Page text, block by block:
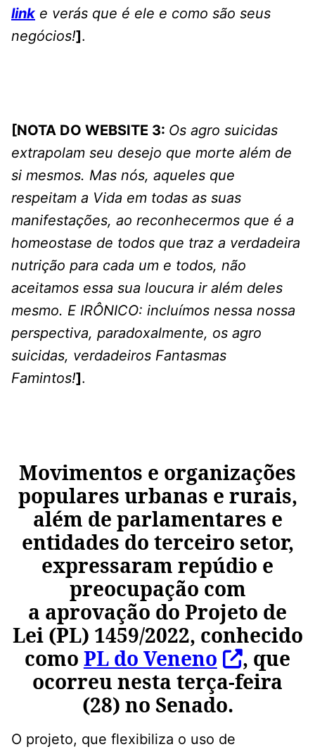
link e verás que é ele e como são seus
negócios!].
[NOTA DO WEBSITE 3: Os agro suicidas
extrapolam seu desejo que morte além de
si mesmos. Mas nós, aqueles que
respeitam a Vida em todas as suas
manifestações, ao reconhecermos que é a
homeostase de todos que traz a verdadeira
nutrição para cada um e todos, não
aceitamos essa sua loucura ir além deles
mesmo. E IRÔNICO: incluímos nessa nossa
perspectiva, paradoxalmente, os agro
suicidas, verdadeiros Fantasmas
Famintos!].
Movimentos e organizações
populares urbanas e rurais,
além de parlamentares e
entidades do terceiro setor,
expressaram repúdio e
preocupação com
a aprovação do Projeto de
Lei (PL) 1459/2022, conhecido
como PL do Veneno
, que
ocorreu nesta terça-feira
(28) no Senado.
O projeto, que flexibiliza o uso de